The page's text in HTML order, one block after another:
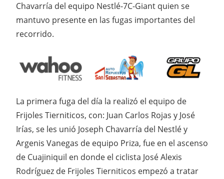
Chavarría del equipo Nestlé-7C-Giant quien se
mantuvo presente en las fugas importantes del
recorrido.
La primera fuga del día la realizó el equipo de
Frijoles Tierniticos, con: Juan Carlos Rojas y José
Irías, se les unió Joseph Chavarría del Nestlé y
Argenis Vanegas de equipo Priza, fue en el ascenso
de Cuajiniquil en donde el ciclista José Alexis
Rodríguez de Frijoles Tierniticos empezó a tratar